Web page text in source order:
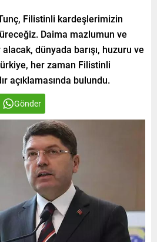
Filistinli kardeşlerimizin
Daima mazlumun ve
dünyada barışı, huzuru ve
her zaman Filistinli
açıklamasında bulundu.
Gönder